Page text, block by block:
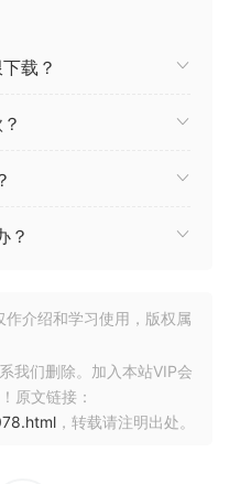
载？
？
介绍和学习使用，版权属
我们删除。加入本站VIP会
原文链接：
，转载请注明出处。